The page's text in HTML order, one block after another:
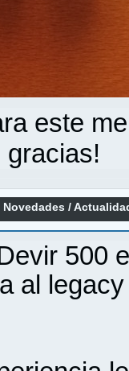
este
gracias!
Novedades /
500
al